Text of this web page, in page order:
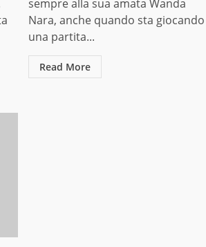
sempre alla sua amata Wanda
Nara, anche quando sta giocando
una partita...
Read More